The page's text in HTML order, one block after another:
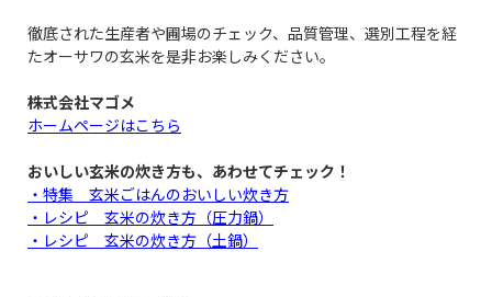
徹底された生産者や圃場のチェック、品質管理、選別工程を経
たオーサワの玄米を是非お楽しみください。
株式会社マゴメ
ホームページはこちら
おいしい玄米の炊き方も、あわせてチェック！
・特集 玄米ごはんのおいしい炊き方
・レシピ 玄米の炊き方（圧力鍋）
・レシピ 玄米の炊き方（土鍋）